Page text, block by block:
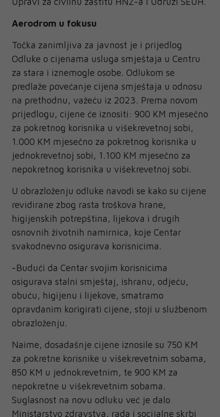
Aerodrom u fokusu
Točka zanimljiva za javnost je i prijedlog
Odluke o cijenama usluga smještaja u Centru
za stara i iznemogle osobe. Odlukom se
predlaže povećanje cijena smještaja u odnosu
na prethodnu, važeću iz 2023. Prema novom
prijedlogu, cijene će iznositi: 900 KM mjesečno
za pokretnog korisnika u višekrevetnoj sobi,
1.000 KM mjesečno za pokretnog korisnika u
jednokrevetnoj sobi, 1.100 KM mjesečno za
nepokretnog korisnika u višekrevetnoj sobi.
U obrazloženju odluke navodi se kako su cijene
revidirane zbog rasta troškova hrane,
higijenskih potrepština, lijekova i drugih
osnovnih životnih namirnica, koje Centar
svakodnevno osigurava korisnicima.
-Budući da Centar svojim korisnicima
osigurava stalni smještaj, ishranu, odjeću,
obuću, higijenu i lijekove, smatramo
opravdanim korigirati cijene, stoji u službenom
obrazloženju.
Naime, dosadašnje cijene iznosile su 750 KM
za pokretne korisnike u višekrevetnim sobama,
850 KM u jednokrevetnim, te 900 KM za
nepokretne u višekrevetnim sobama.
Suglasnost na novu odluku već je dalo
Ministarstvo zdravstva, rada i socijalne skrbi